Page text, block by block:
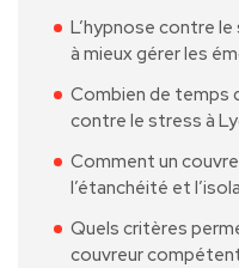
L’hypnose contre
à mieux gérer les
Combien de temps
contre le stress à
Comment un
l’étanchéité et
Quels critères
couvreur